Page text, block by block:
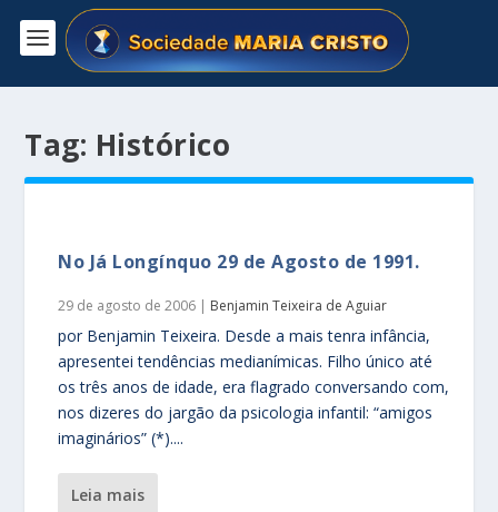
Tag: Histórico
No Já Longínquo 29 de Agosto de 1991.
29 de agosto de 2006 | Benjamin Teixeira de Aguiar
por Benjamin Teixeira. Desde a mais tenra infância,
apresentei tendências medianímicas. Filho único até
os três anos de idade, era flagrado conversando com,
nos dizeres do jargão da psicologia infantil: “amigos
imaginários” (*)....
leia mais